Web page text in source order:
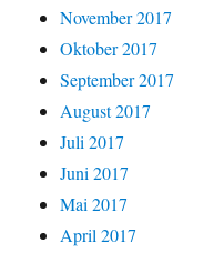
November 2017
Oktober 2017
September 2017
August 2017
Juli 2017
Juni 2017
Mai 2017
April 2017